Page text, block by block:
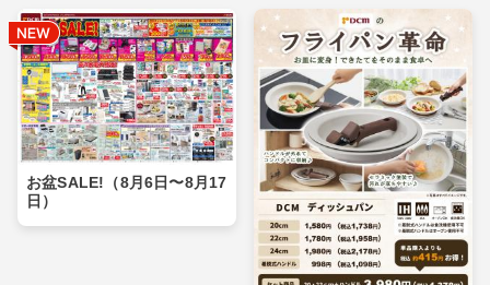
お盆SALE!（8月6日〜8月17
日）